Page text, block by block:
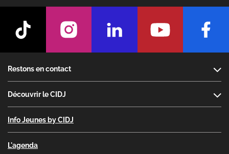
Restons en contact
Découvrir le CIDJ
Info Jeunes by CIDJ
L'agenda